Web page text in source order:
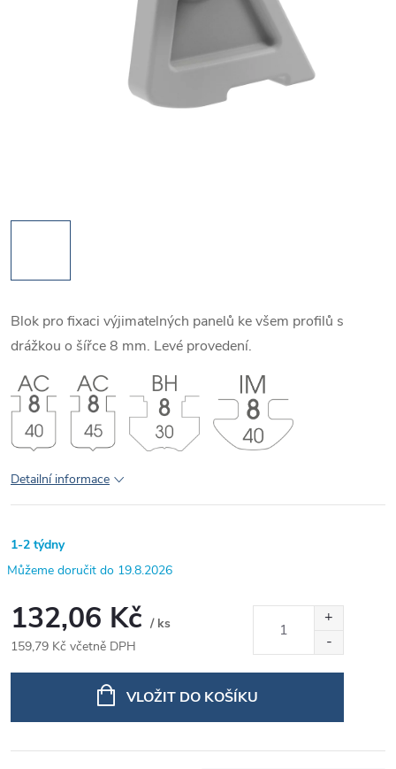
Blok pro fixaci výjimatelných panelů ke všem profilů s
drážkou o šířce 8 mm. Levé provedení.
Detailní informace
1-2 týdny
19.8.2026
132,06 Kč / ks
159,79 Kč včetně DPH
VLOŽIT DO KOŠÍKU